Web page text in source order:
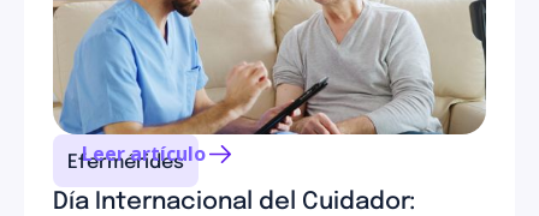
Efermérides
Día Internacional del Cuidador:
Leer artículo